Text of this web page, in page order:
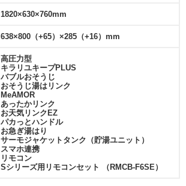
1820×630×760mm
638×800（+65）×285（+16）mm
高圧力型
キラリユキープPLUS
バブルおそうじ
おそうじ湯はリンク
MeAMOR
あったかリンク
お天気リンクEZ
パカっとハンドル
お急ぎ湯はり
サーモジャケットタンク（貯湯ユニット）
スマホ連携
リモコン
Sシリーズ用リモコンセット （RMCB-F6SE）